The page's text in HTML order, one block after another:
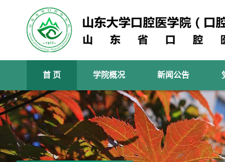
首 页 学院概况 新闻公告